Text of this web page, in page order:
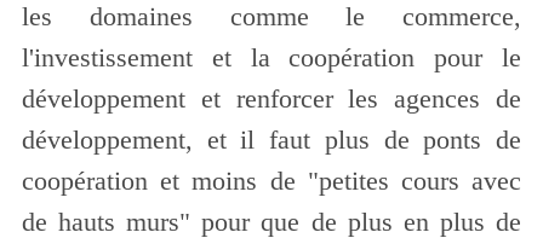
les domaines comme le commerce,
l'investissement et la coopération pour le
développement et renforcer les agences de
développement, et il faut plus de ponts de
coopération et moins de "petites cours avec
de hauts murs" pour que de plus en plus de